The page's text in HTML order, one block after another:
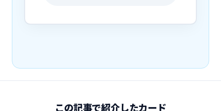
この記事で紹介したカード